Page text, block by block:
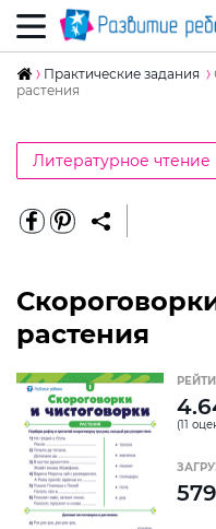
Практические задания
растения
Литературное чтение
растения
(11